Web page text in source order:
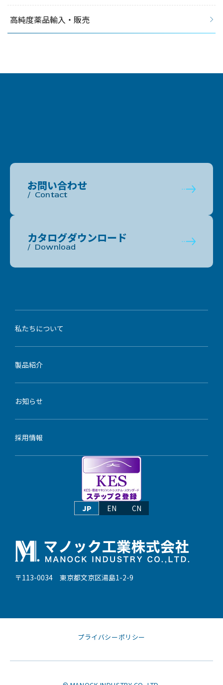
高純度薬品輸入・販売
お問い合わせ
Contact
カタログダウンロード
Download
〒113-0034 東京都文京区湯島1-2-9
私たちについて
製品紹介
お知らせ
採用情報
JP EN CN
プライバシーポリシー